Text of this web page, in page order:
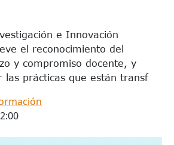
e Innovación
el reconocimiento del
y compromiso docente, y
las prácticas que están transf